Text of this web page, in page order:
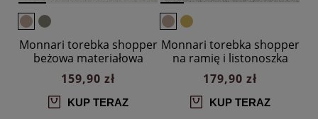
Monnari torebka shopper
beżowa materiałowa
logowana
159,90 zł
KUP TERAZ
Monnari torebka shopper
na ramię i listonoszka
2w1 beżowa design
179,90 zł
KUP TERAZ